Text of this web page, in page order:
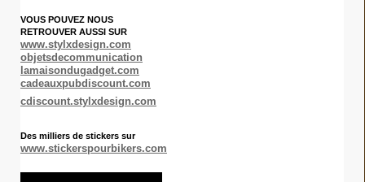
VOUS POUVEZ NOUS
RETROUVER AUSSI SUR
www.stylxdesign.com
objetsdecommunication
lamaisondugadget.com
cadeauxpubdiscount.com
cdiscount.stylxdesign.com
Des milliers de stickers sur
www.stickerspourbikers.com